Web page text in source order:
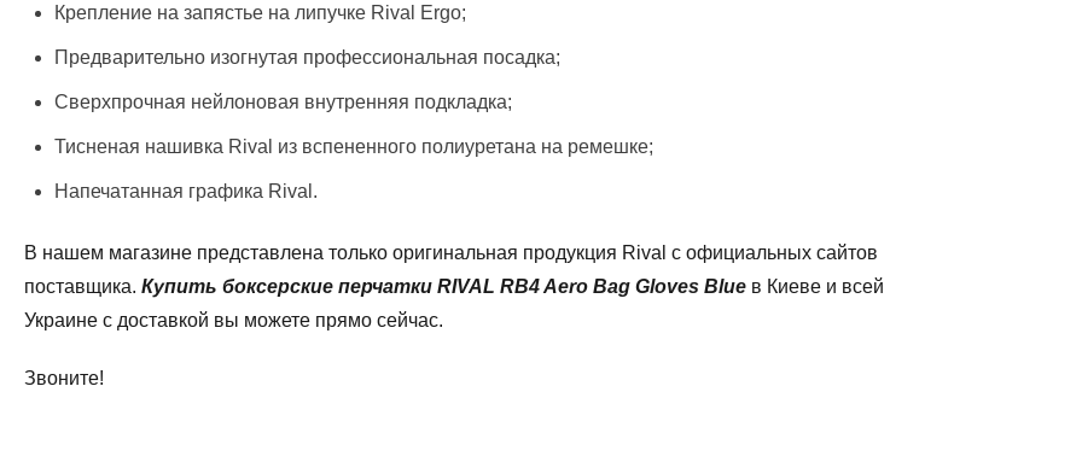
Крепление на запястье на липучке Rival Ergo;
Предварительно изогнутая профессиональная посадка;
Сверхпрочная нейлоновая внутренняя подкладка;
Тисненая нашивка Rival из вспененного полиуретана на ремешке;
Напечатанная графика Rival.
В нашем магазине представлена только оригинальная продукция Rival с официальных сайтов
поставщика. Купить боксерские перчатки RIVAL RB4 Aero Bag Gloves Blue в Киеве и всей
Украине с доставкой вы можете прямо сейчас.
Звоните!